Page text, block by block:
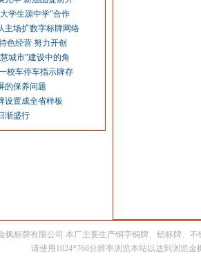
学生源中学”合作
主场扩数字标牌网络
色经营 努力开创
城市”建设中的角
校车停车指示牌存
的保养问题
设置成全省样板
渐盛行
枫标牌有限公司 本厂主要生产铜字铜牌、铝标牌、
请使用1024*768分辨率浏览本站以达到浏览